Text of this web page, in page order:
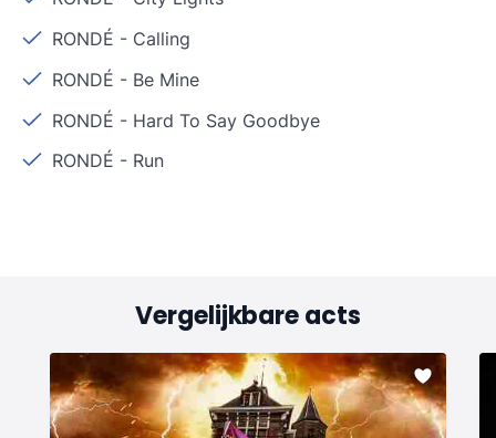
RONDÉ - Calling
RONDÉ - Be Mine
RONDÉ - Hard To Say Goodbye
RONDÉ - Run
Vergelijkbare acts